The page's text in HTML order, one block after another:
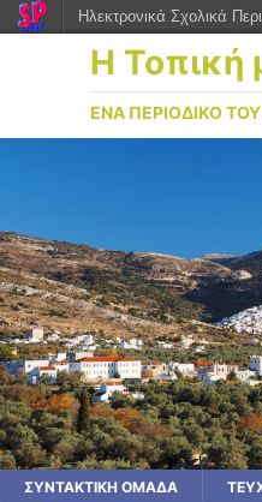
Η Τοπική
ΕΝΑ ΠΕΡΙΟΔΙΚΟ
ΣΥΝΤΑΚΤΙΚΗ ΟΜΑΔΑ
Ηλεκτρονικά Σχολικά